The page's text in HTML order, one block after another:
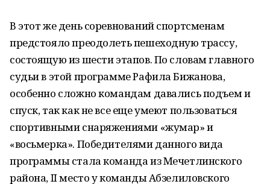
В этот же день соревнований спортсменам
предстояло преодолеть пешеходную трассу,
состоящую из шести этапов. По словам главного
судьи в этой программе Рафила Бижанова,
особенно сложно командам давались подъем и
спуск, так как не все еще умеют пользоваться
спортивными снаряжениями «жумар» и
«восьмерка». Победителями данного вида
программы стала команда из Мечетлинского
района, II место у команды Абзелиловского